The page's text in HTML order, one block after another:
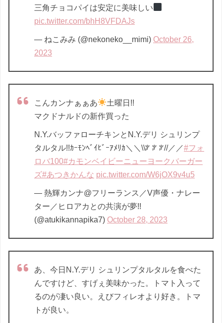
三角チョコパイは安定に美味しい‍
pic.twitter.com/bhH8VFDAJs
— ねこみみ (@nekoneko__mimi) October 26,
2023
こんカンナぁぁあ
土曜日!!
マクドナルドの新作買った
N.Y.バッファローチキンとN.Y.デリ シュリンプ
タルタル!!ｶｰﾓﾝﾍﾞｲﾋﾞｰｱﾒﾘｶ＼＼\\ꐕ ꐕ ꐕ//／／#フォ
ロバ100#カモンベイビーニューヨークバーガー
ズ#あつきかんな pic.twitter.com/W6jOX9v4u5
— 熱輝カンナ@フリーランス／V声優・ナレー
ター／ヒロアカとの共演が夢!!
(@atukikannapika7) October 28, 2023
あ、今日N.Y.デリ シュリンプタルタルを食べた
んですけど、すげぇ美味かった。トマト入って
るのが凄い良い。えびフィレオより好き。トマ
トが良い。